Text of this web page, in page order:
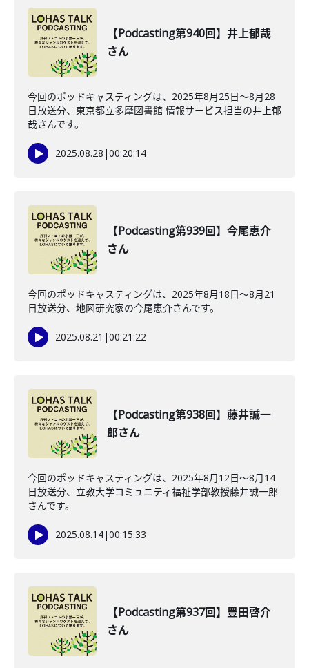
【Podcasting第940回】井上郁哉
さん
今回のポッドキャスティングは、2025年8月25日〜8月28
日放送分、東京都立多摩図書館 情報サービス担当の井上郁
哉さんです。
2025.08.28 |00:20:14
【Podcasting第939回】今尾恵介
さん
今回のポッドキャスティングは、2025年8月18日〜8月21
日放送分、地図研究家の今尾恵介さんです。
2025.08.21 |00:21:22
【Podcasting第938回】藤井誠一
郎さん
今回のポッドキャスティングは、2025年8月12日〜8月14
日放送分、立教大学コミュニティ福祉学部教授藤井誠一郎
さんです。
2025.08.14|00:15:33
【Podcasting第937回】豊田啓介
さん